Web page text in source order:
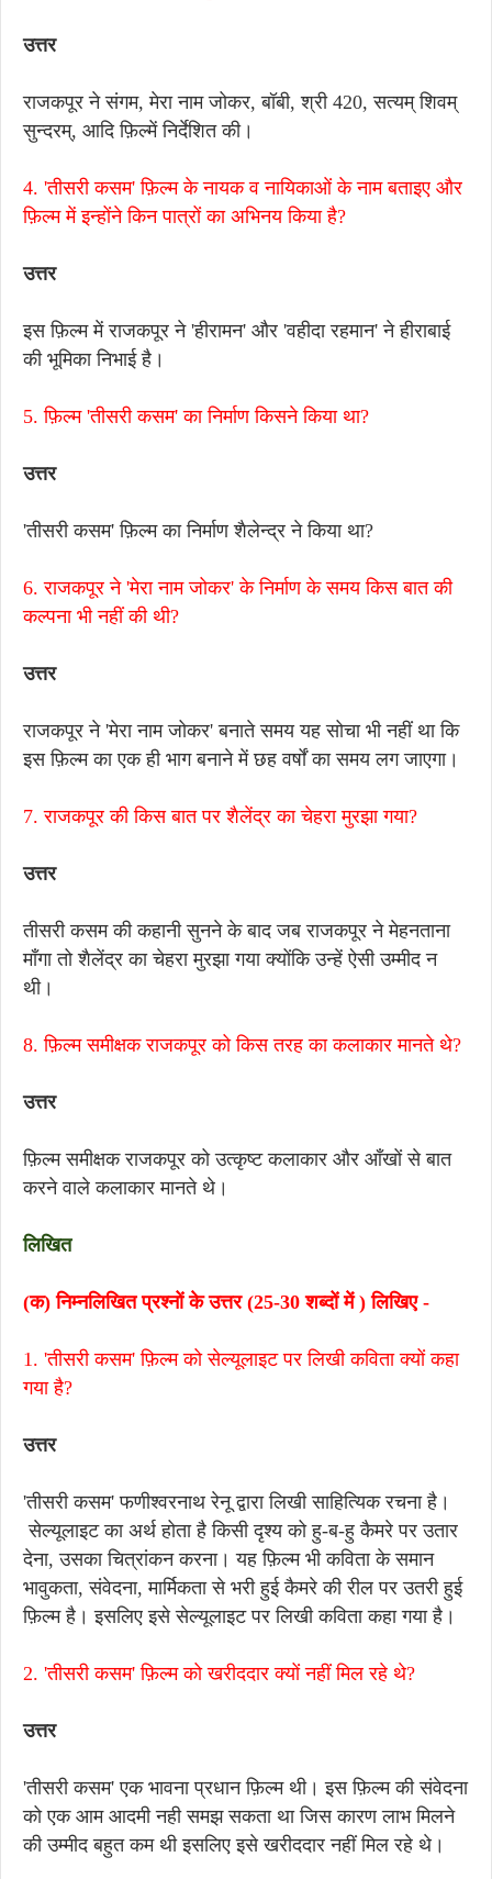
उत्तर
राजकपूर ने संगम, मेरा नाम जोकर, बॉबी, श्री 420, सत्यम् शिवम्
सुन्दरम्, आदि फ़िल्में निर्देशित की।
4. 'तीसरी कसम' फ़िल्म के नायक व नायिकाओं के नाम बताइए और
फ़िल्म में इन्होंने किन पात्रों का अभिनय किया है?
उत्तर
इस फ़िल्म में राजकपूर ने 'हीरामन' और 'वहीदा रहमान' ने हीराबाई
की भूमिका निभाई है।
5. फ़िल्म 'तीसरी कसम' का निर्माण किसने किया था?
उत्तर
'तीसरी कसम' फ़िल्म का निर्माण शैलेन्द्र ने किया था?
6. राजकपूर ने 'मेरा नाम जोकर' के निर्माण के समय किस बात की
कल्पना भी नहीं की थी?
उत्तर
राजकपूर ने 'मेरा नाम जोकर' बनाते समय यह सोचा भी नहीं था कि
इस फ़िल्म का एक ही भाग बनाने में छह वर्षों का समय लग जाएगा।
7. राजकपूर की किस बात पर शैलेंद्र का चेहरा मुरझा गया?
उत्तर
तीसरी कसम की कहानी सुनने के बाद जब राजकपूर ने मेहनताना
माँगा तो शैलेंद्र का चेहरा मुरझा गया क्योंकि उन्हें ऐसी उम्मीद न
थी।
8. फ़िल्म समीक्षक राजकपूर को किस तरह का कलाकार मानते थे?
उत्तर
फ़िल्म समीक्षक राजकपूर को उत्कृष्ट कलाकार और आँखों से बात
करने वाले कलाकार मानते थे।
लिखित
(क) निम्नलिखित प्रश्नों के उत्तर (25-30 शब्दों में ) लिखिए -
1. 'तीसरी कसम' फ़िल्म को सेल्यूलाइट पर लिखी कविता क्यों कहा
गया है?
उत्तर
'तीसरी कसम' फणीश्वरनाथ रेनू द्वारा लिखी साहित्यिक रचना है।
सेल्यूलाइट का अर्थ होता है किसी दृश्य को हु-ब-हु कैमरे पर उतार
देना, उसका चित्रांकन करना। यह फ़िल्म भी कविता के समान
भावुकता, संवेदना, मार्मिकता से भरी हुई कैमरे की रील पर उतरी हुई
फ़िल्म है। इसलिए इसे सेल्यूलाइट पर लिखी कविता कहा गया है।
2. 'तीसरी कसम' फ़िल्म को खरीददार क्यों नहीं मिल रहे थे?
उत्तर
'तीसरी कसम' एक भावना प्रधान फ़िल्म थी। इस फ़िल्म की संवेदना
को एक आम आदमी नही समझ सकता था जिस कारण लाभ मिलने
की उम्मीद बहुत कम थी इसलिए इसे खरीददार नहीं मिल रहे थे।